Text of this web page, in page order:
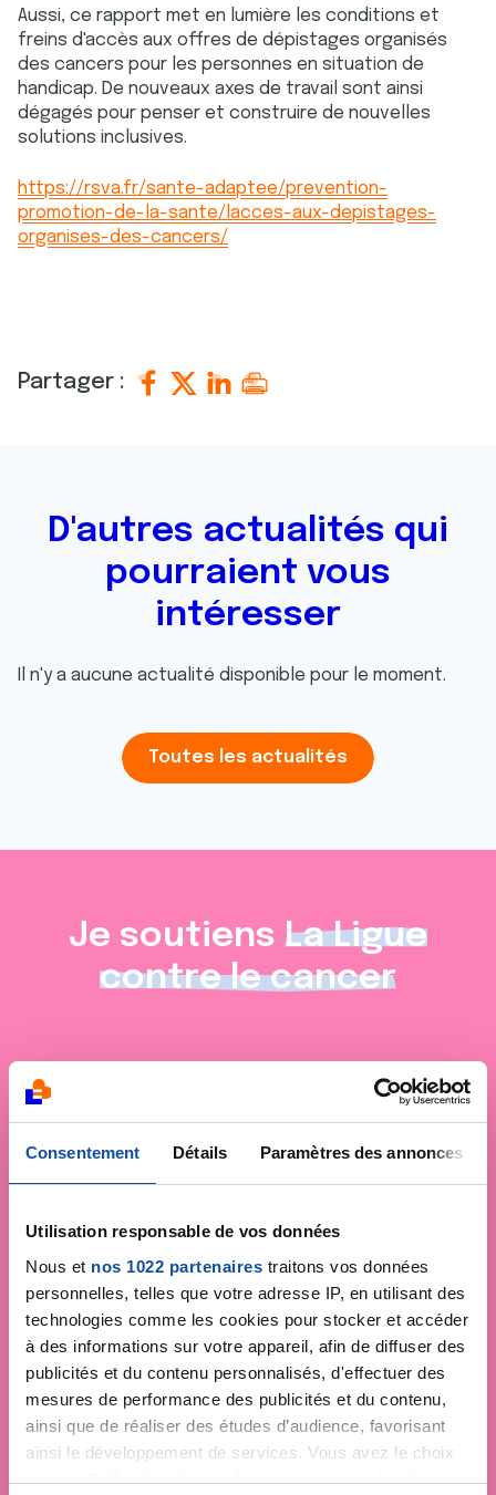
Consentement Détails Paramètres des annonces
Utilisation responsable de vos données
Nous et nos 1022 partenaires traitons vos données
personnelles, telles que votre adresse IP, en utilisant des
technologies comme les cookies pour stocker et accéder
à des informations sur votre appareil, afin de diffuser des
publicités et du contenu personnalisés, d'effectuer des
mesures de performance des publicités et du contenu,
ainsi que de réaliser des études d’audience, favorisant
ainsi le développement de services. Vous avez le choix
quant à l'utilisation de vos données et à leurs finalités.
Aussi, ce rapport met en lumière les conditions et
freins d'accès aux offres de dépistages organisés
des cancers pour les personnes en situation de
handicap. De nouveaux axes de travail sont ainsi
dégagés pour penser et construire de nouvelles
solutions inclusives.
https://rsva.fr/sante-adaptee/prevention-
promotion-de-la-sante/lacces-aux-depistages-
organises-des-cancers/
Partager :
D'autres actualités qui
pourraient vous
intéresser
Il n'y a aucune actualité disponible pour le moment.
Toutes les actualités
Je soutiens La Ligue
contre le cancer